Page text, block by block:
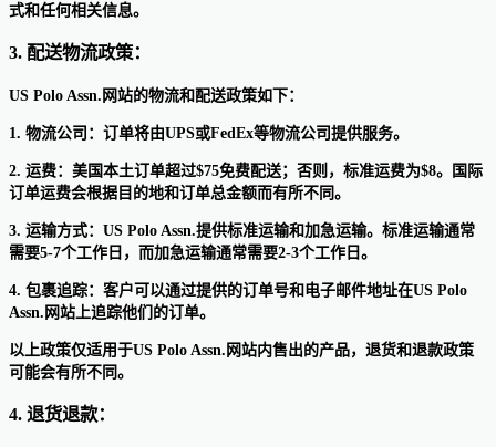
式和任何相关信息。
3. 配送物流政策：
US Polo Assn.网站的物流和配送政策如下：
1. 物流公司：订单将由UPS或FedEx等物流公司提供服务。
2. 运费：美国本土订单超过$75免费配送；否则，标准运费为$8。国际
订单运费会根据目的地和订单总金额而有所不同。
3. 运输方式：US Polo Assn.提供标准运输和加急运输。标准运输通常
需要5-7个工作日，而加急运输通常需要2-3个工作日。
4. 包裹追踪：客户可以通过提供的订单号和电子邮件地址在US Polo
Assn.网站上追踪他们的订单。
以上政策仅适用于US Polo Assn.网站内售出的产品，退货和退款政策
可能会有所不同。
4. 退货退款：